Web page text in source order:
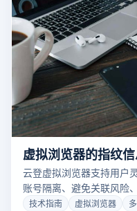
虚拟浏览器的指纹
云登虚拟浏览器支持用户
账号隔离、避免关联风险
一。具体包括以下几个方
技术指南 虚拟浏览器